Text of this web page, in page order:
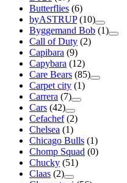
Butterflies (6)
byASTRUP (10)
Byggemand Bob (1)
Call of Duty (2)
Capibara (9)
Capybara (12)
Care Bears (85)
Carpet city (1)
Carrera (7)
Cars (42)
Cefachef (2)
Chelsea (1)
Chicago Bulls (1)
Chomp Squad (0)
Chucky (51)
Claas (2)